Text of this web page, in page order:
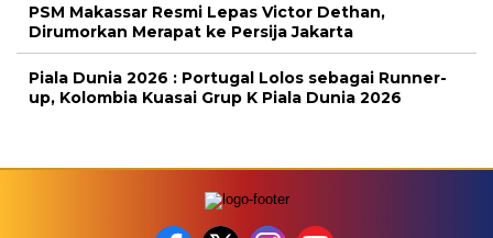
PSM Makassar Resmi Lepas Victor Dethan,
Dirumorkan Merapat ke Persija Jakarta
Piala Dunia 2026 : Portugal Lolos sebagai Runner-
up, Kolombia Kuasai Grup K Piala Dunia 2026